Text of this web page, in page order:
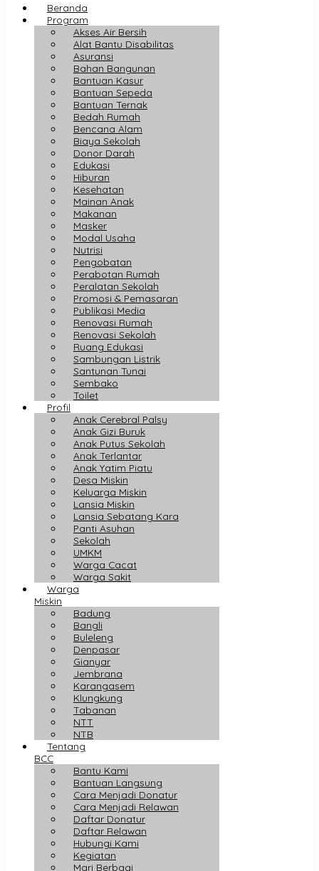
Beranda
Program
Akses Air Bersih
Alat Bantu Disabilitas
Asuransi
Bahan Bangunan
Bantuan Kasur
Bantuan Sepeda
Bantuan Ternak
Bedah Rumah
Bencana Alam
Biaya Sekolah
Donor Darah
Edukasi
Hiburan
Kesehatan
Mainan Anak
Makanan
Masker
Modal Usaha
Nutrisi
Pengobatan
Perabotan Rumah
Peralatan Sekolah
Promosi & Pemasaran
Publikasi Media
Renovasi Rumah
Renovasi Sekolah
Ruang Edukasi
Sambungan Listrik
Santunan Tunai
Sembako
Toilet
Profil
Anak Cerebral Palsy
Anak Gizi Buruk
Anak Putus Sekolah
Anak Terlantar
Anak Yatim Piatu
Desa Miskin
Keluarga Miskin
Lansia Miskin
Lansia Sebatang Kara
Panti Asuhan
Sekolah
UMKM
Warga Cacat
Warga Sakit
Warga
Miskin
Badung
Bangli
Buleleng
Denpasar
Gianyar
Jembrana
Karangasem
Klungkung
Tabanan
NTT
NTB
Tentang
BCC
Bantu Kami
Bantuan Langsung
Cara Menjadi Donatur
Cara Menjadi Relawan
Daftar Donatur
Daftar Relawan
Hubungi Kami
Kegiatan
Mari Berbagi